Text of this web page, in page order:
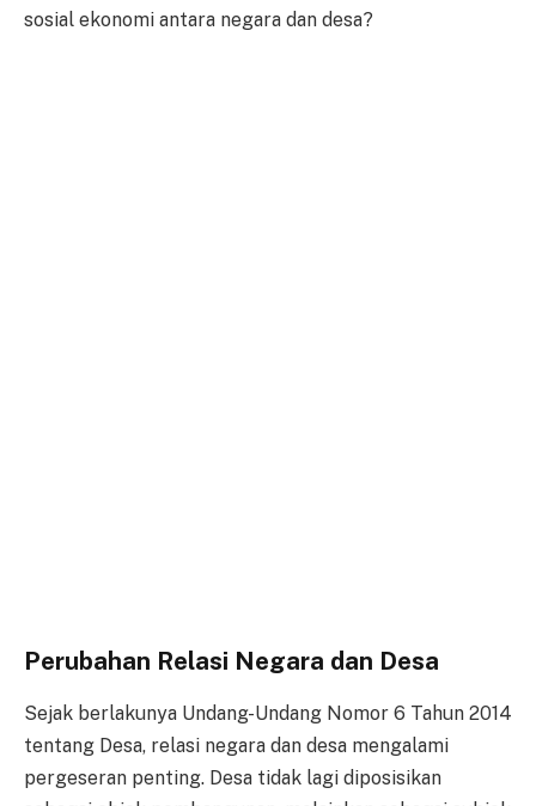
sosial ekonomi antara negara dan desa?
Perubahan Relasi Negara dan Desa
Sejak berlakunya Undang-Undang Nomor 6 Tahun 2014
tentang Desa, relasi negara dan desa mengalami
pergeseran penting. Desa tidak lagi diposisikan